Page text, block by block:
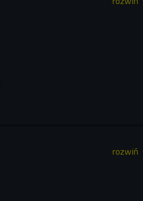
rozwiń